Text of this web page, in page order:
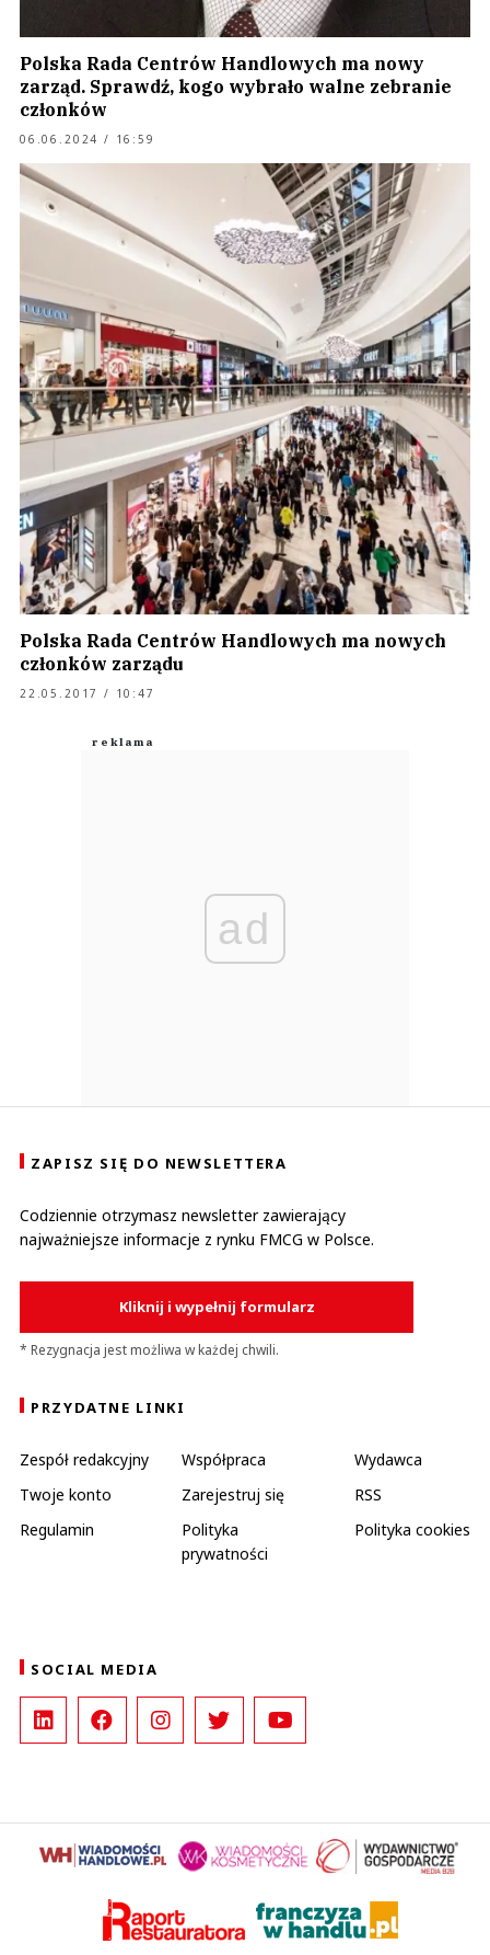
Polska Rada Centrów Handlowych ma nowy
zarząd. Sprawdź, kogo wybrało walne zebranie
członków
06.06.2024 / 16:59
Polska Rada Centrów Handlowych ma nowych
członków zarządu
22.05.2017 / 10:47
ad
ZAPISZ SIĘ DO NEWSLETTERA
Codziennie otrzymasz newsletter zawierający
najważniejsze informacje z rynku FMCG w Polsce.
Kliknij i wypełnij formularz
* Rezygnacja jest możliwa w każdej chwili.
PRZYDATNE LINKI
Zespół redakcyjny Współpraca
Wydawca
Twoje konto
Zarejestruj się
RSS
Regulamin
Polityka
prywatności
Polityka cookies
SOCIAL MEDIA